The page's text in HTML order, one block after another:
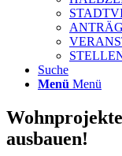
Suche
Menü Menü
ausbauen!